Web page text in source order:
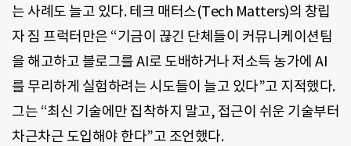
는 사례도 늘고 있다. 테크 매터스(Tech Matters)의 창립
자 짐 프럭터만은 “기금이 끊긴 단체들이 커뮤니케이션팀
을 해고하고 블로그를 AI로 도배하거나 저소득 농가에 AI
를 무리하게 실험하려는 시도들이 늘고 있다”고 지적했다.
그는 “최신 기술에만 집착하지 말고, 접근이 쉬운 기술부터
차근차근 도입해야 한다”고 조언했다.